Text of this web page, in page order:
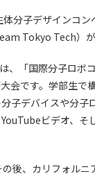
分子デザインコン
Tokyo Tech）
「国際分子ロボコ
会です。学部生で
子デバイスや分子
ビデオ、そ
後、カリフォル